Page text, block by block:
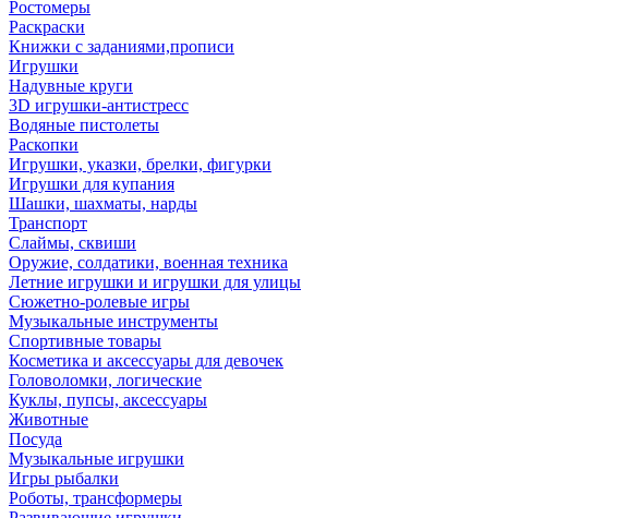
Ростомеры
Раскраски
Книжки с заданиями,прописи
Игрушки
Надувные круги
3D игрушки-антистресс
Водяные пистолеты
Раскопки
Игрушки, указки, брелки, фигурки
Игрушки для купания
Шашки, шахматы, нарды
Транспорт
Слаймы, сквиши
Оружие, солдатики, военная техника
Летние игрушки и игрушки для улицы
Сюжетно-ролевые игры
Музыкальные инструменты
Спортивные товары
Косметика и аксессуары для девочек
Головоломки, логические
Куклы, пупсы, аксессуары
Животные
Посуда
Музыкальные игрушки
Игры рыбалки
Роботы, трансформеры